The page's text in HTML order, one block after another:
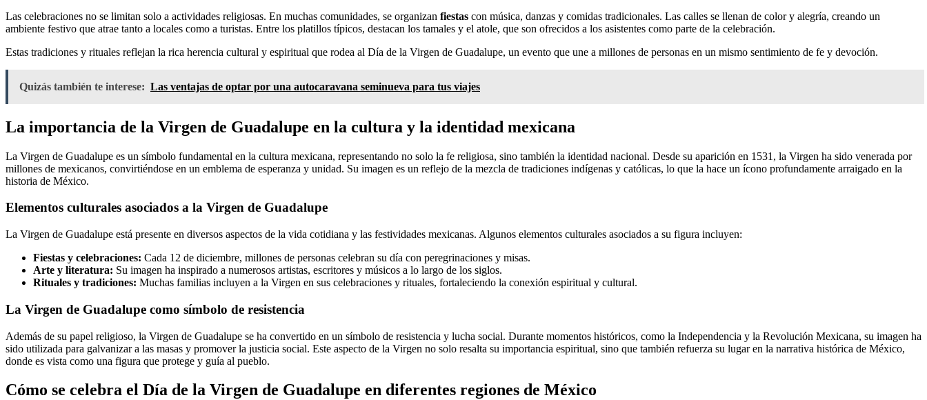
Las celebraciones no se limitan solo a actividades religiosas. En muchas comunidades, se organizan fiestas con música, danzas y comidas tradicionales. Las calles se llenan de color y alegría, creando un
ambiente festivo que atrae tanto a locales como a turistas. Entre los platillos típicos, destacan los tamales y el atole, que son ofrecidos a los asistentes como parte de la celebración.
Estas tradiciones y rituales reflejan la rica herencia cultural y espiritual que rodea al Día de la Virgen de Guadalupe, un evento que une a millones de personas en un mismo sentimiento de fe y devoción.
Quizás también te interese: Las ventajas de optar por una autocaravana seminueva para tus viajes
La importancia de la Virgen de Guadalupe en la cultura y la identidad mexicana
La Virgen de Guadalupe es un símbolo fundamental en la cultura mexicana, representando no solo la fe religiosa, sino también la identidad nacional. Desde su aparición en 1531, la Virgen ha sido venerada por
millones de mexicanos, convirtiéndose en un emblema de esperanza y unidad. Su imagen es un reflejo de la mezcla de tradiciones indígenas y católicas, lo que la hace un ícono profundamente arraigado en la
historia de México.
Elementos culturales asociados a la Virgen de Guadalupe
La Virgen de Guadalupe está presente en diversos aspectos de la vida cotidiana y las festividades mexicanas. Algunos elementos culturales asociados a su figura incluyen:
Fiestas y celebraciones: Cada 12 de diciembre, millones de personas celebran su día con peregrinaciones y misas.
Arte y literatura: Su imagen ha inspirado a numerosos artistas, escritores y músicos a lo largo de los siglos.
Rituales y tradiciones: Muchas familias incluyen a la Virgen en sus celebraciones y rituales, fortaleciendo la conexión espiritual y cultural.
La Virgen de Guadalupe como símbolo de resistencia
Además de su papel religioso, la Virgen de Guadalupe se ha convertido en un símbolo de resistencia y lucha social. Durante momentos históricos, como la Independencia y la Revolución Mexicana, su imagen ha
sido utilizada para galvanizar a las masas y promover la justicia social. Este aspecto de la Virgen no solo resalta su importancia espiritual, sino que también refuerza su lugar en la narrativa histórica de México,
donde es vista como una figura que protege y guía al pueblo.
Cómo se celebra el Día de la Virgen de Guadalupe en diferentes regiones de México